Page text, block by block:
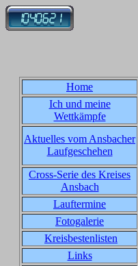
Home
Ich und meine
Wettkämpfe
Aktuelles vom Ansbacher
Laufgeschehen
Cross-Serie des Kreises
Ansbach
Lauftermine
Fotogalerie
Kreisbestenlisten
Links